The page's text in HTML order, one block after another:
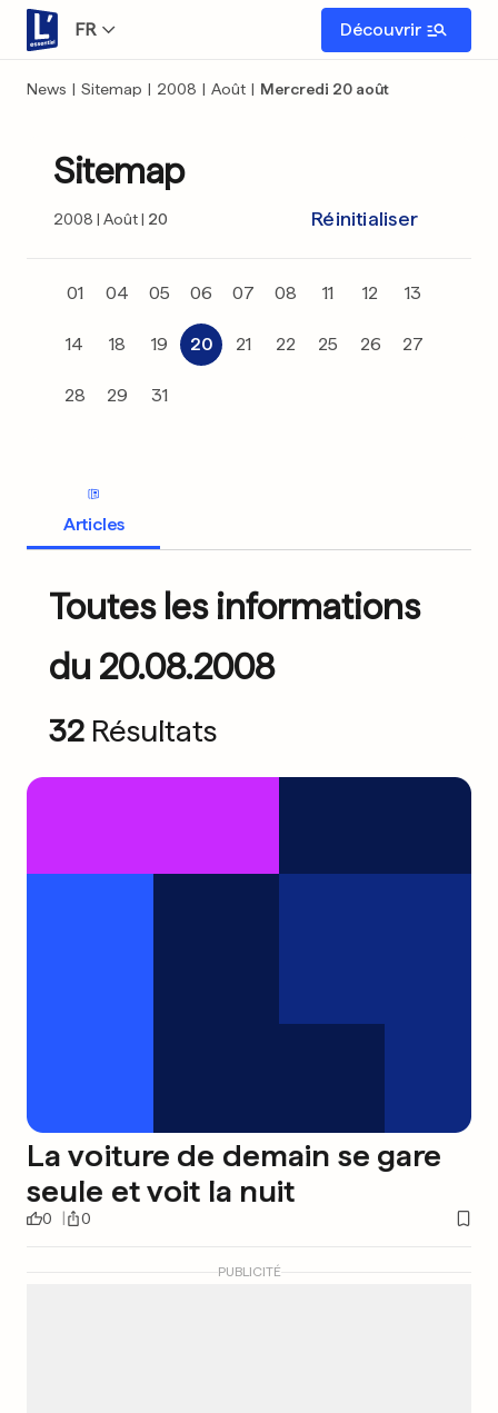
FR Découvrir
News | Sitemap | 2008 | Août | Mercredi 20 août
Sitemap
2008 Août 20 Réinitialiser
01 04 05 06 07 08 11 12 13
14 18 19 20 21 22 25 26 27
28 29 31
Articles
Toutes les informations
du 20.08.2008
32 Résultats
La voiture de demain se gare
seule et voit la nuit
0 0
PUBLICITÉ